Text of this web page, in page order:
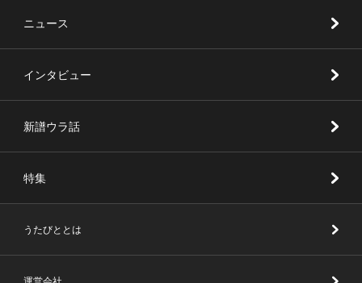
ニュース
インタビュー
新譜ウラ話
特集
うたびととは